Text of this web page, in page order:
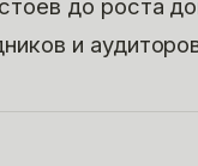
до роста
и